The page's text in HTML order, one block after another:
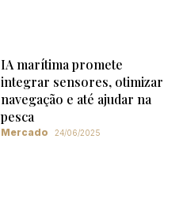
IA marítima promete
integrar sensores, otimizar
navegação e até ajudar na
pesca
Mercado 24/06/2025